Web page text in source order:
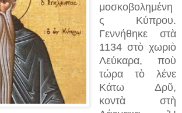
μοσκοβολημένη
ς Κύπρου.
Γεννήθηκε στὰ
1134 στὸ χωριὸ
Λεύκαρα, ποὺ
τώρα τὸ λένε
Κάτω Δρῦ,
κοντὰ στὴ